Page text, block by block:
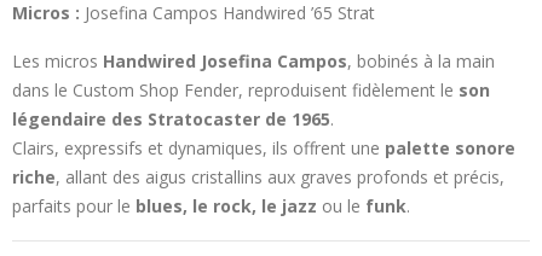
Micros : Josefina Campos Handwired ’65 Strat
Les micros Handwired Josefina Campos, bobinés à la main
dans le Custom Shop Fender, reproduisent fidèlement le son
légendaire des Stratocaster de 1965.
Clairs, expressifs et dynamiques, ils offrent une palette sonore
riche, allant des aigus cristallins aux graves profonds et précis,
parfaits pour le blues, le rock, le jazz ou le funk.